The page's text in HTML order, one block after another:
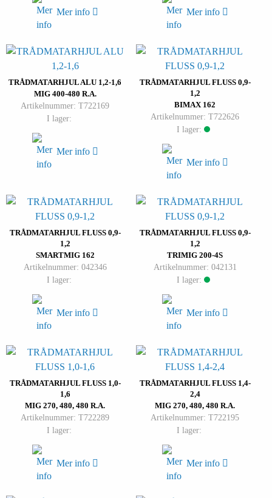
Mer info Mer info
TRÅDMATARHJUL ALU 1,2-1,6
MIG 400-480 R.A.
Artikelnummer: T722169
I lager:
Mer info
TRÅDMATARHJUL FLUSS 0,9-
1,2
BIMAX 162
Artikelnummer: T722626
I lager:
Mer info
TRÅDMATARHJUL FLUSS 0,9-
1,2
SMARTMIG 162
Artikelnummer: 042346
I lager:
Mer info
TRÅDMATARHJUL FLUSS 0,9-
1,2
TRIMIG 200-4S
Artikelnummer: 042131
I lager:
Mer info
TRÅDMATARHJUL FLUSS 1,0-
1,6
MIG 270, 480, 480 R.A.
Artikelnummer: T722289
I lager:
Mer info
TRÅDMATARHJUL FLUSS 1,4-
2,4
MIG 270, 480, 480 R.A.
Artikelnummer: T722195
I lager:
Mer info